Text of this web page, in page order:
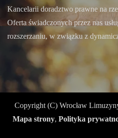
Kancelarii doradztwo prawne na
Oferta świadczonych przez nas
rozszerzaniu, w związku z
Copyright (C) Wrocław
Mapa strony, Polityka